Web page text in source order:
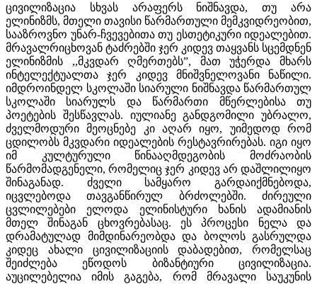
ცივილიზაცია სხვას არაფერს ნიშნავდა, თუ არა
ელინიზმს, მთელი თავისი წარმართული მემკვიდრეობით,
სააზროვნო უნარ-ჩვევებითა თუ ესთეტიკური იდეალებით.
მრავალრიცხოვან ტაძრებში ჯერ კიდევ თაყვანს სცემდნენ
ელინიზმის ,,მკვდარ ღმერთებს”, მათ უჭერდა მხარს
ინტელექტუალთა ჯერ კიდევ მნიშვნელოვანი ნაწილი.
იმდროინდელ სკოლაში სიარული ნიშნავდა წარმართულ
სკოლაში სიარულს და წარმართი მწერლებისა თუ
პოეტების შესწავლას. იულიანე განდგომილი უბრალო,
ძველმოდური მეოცნებე კი აღარ იყო, უიმედოდ რომ
ცდილობს მკვდარი იდეალების რესტავრირებას. იგი იყო
იმ კულტურული წინააღმდეგობის მოძრაობის
წარმომადგენელი, რომელიც ჯერ კიდევ არ დაშლილიყო
შინაგანად. ძველი სამყარო გარდაიქმნებოდა,
იცვლებოდა თავგანწირულ ბრძოლებში. ძირეული
ცვლილებები ელოდა ელინისტური ხანის ადამიანის
მთელ შინაგან ცხოვრებასაც. ეს პროცესი ნელა და
დრამატულად მიმდინარეობდა და ბოლოს გასრულდა
კიდეც ახალი ცივილიზაციის დაბადებით, რომელსაც
შეიძლება ეწოდოს ბიზანტიური ცივილიზაცია.
აუცილებელია იმის გაგება, რომ მრავალი საუკუნის